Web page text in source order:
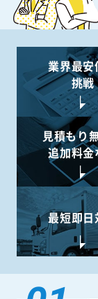
業界最
挑戦
見積もり
追加料金
最短即日